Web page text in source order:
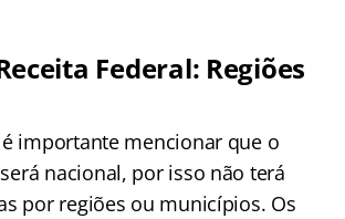
Federal: Regiões
importante mencionar que o
nacional, por isso não terá
por regiões ou municípios. Os